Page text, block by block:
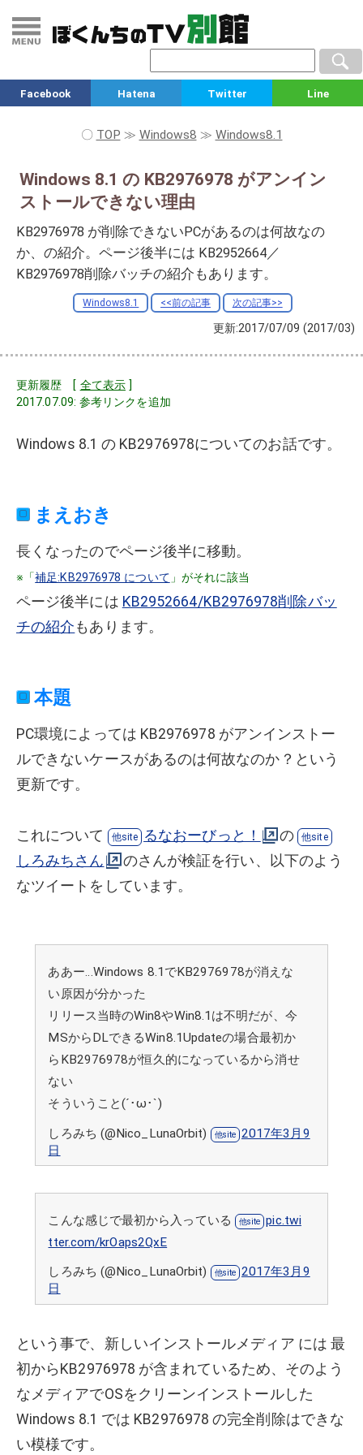
Facebook Hatena Twitter Line
〇 TOP ≫ Windows8 ≫ Windows8.1
Windows 8.1 の KB2976978 がアンイン
ストールできない理由
KB2976978 が削除できないPCがあるのは何故なの
か、の紹介。ページ後半には KB2952664／
KB2976978削除バッチの紹介もあります。
Windows8.1 <<前の記事 次の記事>>
更新:2017/07/09 (2017/03)
更新履歴 [ 全て表示]
2017.07.09: 参考リンクを追加
Windows 8.1 の KB2976978についてのお話です。
まえおき
長くなったのでページ後半に移動。
※「補足:KB2976978 について 」がそれに該当
ページ後半には KB2952664/KB2976978削除バッ
チの紹介 もあります。
本題
PC環境によっては KB2976978 がアンインストー
ルできないケースがあるのは何故なのか？という
更新です。
これについて るなおーびっと！
の
しろみちさん
のさんが検証を行い、以下のよう
なツイートをしています。
ああー…Windows 8.1でKB2976978が消えな
い原因が分かった
リリース当時のWin8やWin8.1は不明だが、今
MSからDLできるWin8.1Updateの場合最初か
らKB2976978が恒久的になっているから消せ
ない
そういうこと(´･ω･`)
しろみち (@Nico_LunaOrbit)
2017年3月9
日
こんな感じで最初から入っている
pic.twi
tter.com/krOaps2QxE
しろみち (@Nico_LunaOrbit)
2017年3月9
日
という事で、新しいインストールメディア には 最
初からKB2976978 が含まれているため、そのよう
なメディアでOSをクリーンインストールした
Windows 8.1 では KB2976978 の完全削除はできな
い模様です。